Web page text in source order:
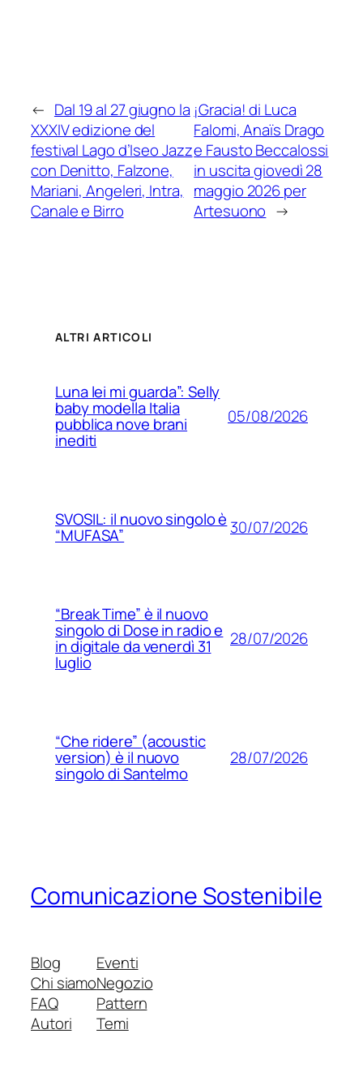
← Dal 19 al 27 giugno la
XXXIV edizione del
festival Lago d’Iseo Jazz
con Denitto, Falzone,
Mariani, Angeleri, Intra,
Canale e Birro
¡Gracia! di Luca
Falomi, Anaïs Drago
e Fausto Beccalossi
in uscita giovedì 28
maggio 2026 per
Artesuono →
ALTRI ARTICOLI
Luna lei mi guarda”: Selly
baby modella Italia
pubblica nove brani
inediti
05/08/2026
SVOSIL: il nuovo singolo è
“MUFASA” 30/07/2026
“Break Time” è il nuovo
singolo di Dose in radio e
in digitale da venerdì 31
luglio
28/07/2026
“Che ridere” (acoustic
version) è il nuovo
singolo di Santelmo
28/07/2026
Comunicazione Sostenibile
Blog
Chi siamo
FAQ
Autori
Eventi
Negozio
Pattern
Temi